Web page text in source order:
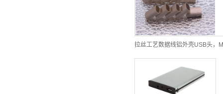
拉丝工艺数据线铝外壳USB头，